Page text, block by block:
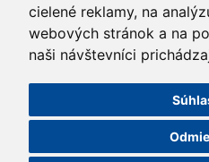
cielené reklamy, na
webových stránok a na
naši návštevníci
©2014 HOCHTIEF CZ a. s.
Nastavení